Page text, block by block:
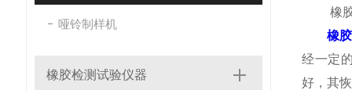
哑铃制样机
橡胶检测试验仪器
橡胶
橡
经一定
好，其